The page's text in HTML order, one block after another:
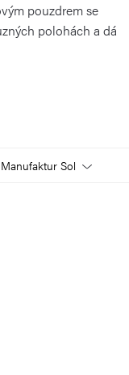
pouzdrem se
polohách a dá
Sol